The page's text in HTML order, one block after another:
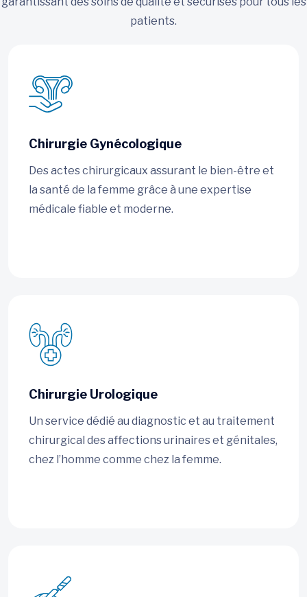
patients.
Chirurgie Gynécologique
Des actes chirurgicaux assurant le bien-être et
la santé de la femme grâce à une expertise
médicale fiable et moderne.
Chirurgie Urologique
Un service dédié au diagnostic et au traitement
chirurgical des affections urinaires et génitales,
chez l’homme comme chez la femme.